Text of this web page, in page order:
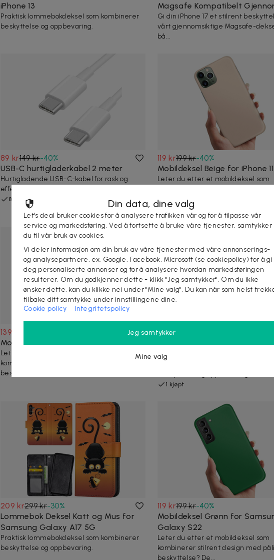
iPhone 13
Praktisk lommebokdeksel som kombinerer
beskyttelse og oppbevaring.
Magsafe Kompatibelt
Gi din iPhone 17 et stilrent
vårt gjennomsiktige Magsafe-
bå...
89 kr149 kr-40%
USB-C hurtigladerkabel 2 meter
Hurtigladende USB-C-kabel for rask og
effektiv lading av enhetene dine.
8 kjøpte
119 kr199 kr-40%
Mobildeksel Beige for iPhone
Leter du etter et mobildeksel som
beskyttelse? De...
139 kr
Mobildeksel Svart for iPhone 11 Pro
Leter du etter et mobildeksel som
kombinerer stilig design med pålitelig
beskyttelse? Dett...
209 kr
Samsung Galaxy A17 5G
Praktisk lommebokdeksel som
1 kjøpt
209 kr299 kr-30%
Lommebok Deksel Katt og Mus for
Samsung Galaxy A17 5G
Praktisk lommebokdeksel som kombinerer
beskyttelse og oppbevaring.
119 kr199 kr-40%
Mobildeksel Grønn for
Galaxy S22
Leter du etter et mobildeksel som
kombinerer stilrent design med
beskyttelse? De...
Din data, dine valg
Let's deal bruker cookies for å analysere trafikken vår og for å tilpasse vår
service og markedsføring. Ved å fortsette å bruke våre tjenester, samtykker
du til vår bruk av cookies.
Vi deler informasjon om din bruk av våre tjenester med våre annonserings-
og analysepartnere, ex. Google, Facebook, Microsoft (se cookiepolicy) for å gi
deg personaliserte annonser og for å analysere hvordan markedsføringen
resulterer. Om du godkjenner dette - klikk "Jeg samtykker". Om du ikke
ønsker dette, kan du klikke nei under "Mine valg". Du kan når som helst
tilbake ditt samtykke under innstillingene dine.
Cookie policy
Integritetspolicy
Jeg samtykker
Mine valg